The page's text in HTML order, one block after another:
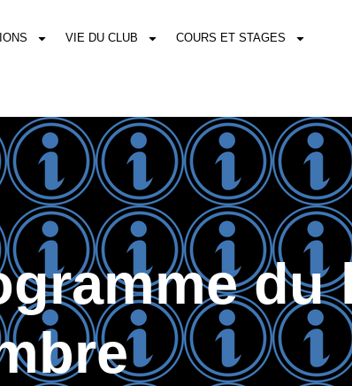
VIE DU CLUB COURS ET STAGES
du